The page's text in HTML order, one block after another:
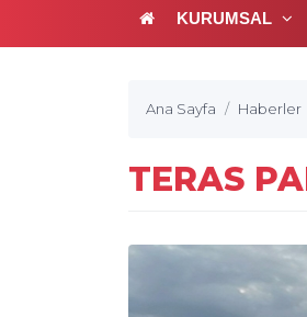
KURUMSAL
Ana Sayfa Haberler
TERAS